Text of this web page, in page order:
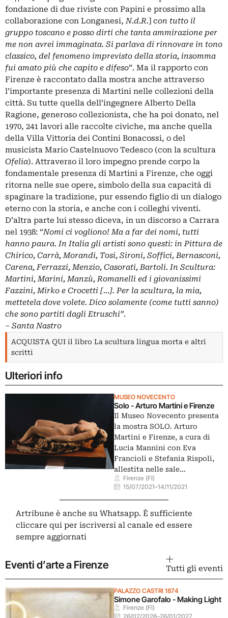
fondazione di due riviste con Papini e prossimo alla
collaborazione con Longanesi, N.d.R.] con tutto il
gruppo toscano e posso dirti che tanta ammirazione per
me non avrei immaginata. Si parlava di rinnovare in tono
classico, del fenomeno imprevisto della storia, insomma
fui amato più che capito e difeso”. Ma il rapporto con
Firenze è raccontato dalla mostra anche attraverso
l’importante presenza di Martini nelle collezioni della
città. Su tutte quella dell’ingegnere Alberto Della
Ragione, generoso collezionista, che ha poi donato, nel
1970, 241 lavori alle raccolte civiche, ma anche quella
della Villa Vittoria dei Contini Bonacossi, o del
musicista Mario Castelnuovo Tedesco (con la scultura
Ofelia). Attraverso il loro impegno prende corpo la
fondamentale presenza di Martini a Firenze, che oggi
ritorna nelle sue opere, simbolo della sua capacità di
spaginare la tradizione, pur essendo figlio di un dialogo
eterno con la storia, e anche con i colleghi viventi.
D’altra parte lui stesso diceva, in un discorso a Carrara
nel 1938: “Nomi ci vogliono! Ma a far dei nomi, tutti
hanno paura. In Italia gli artisti sono questi: in Pittura de
Chirico, Carrà, Morandi, Tosi, Sironi, Soffici, Bernasconi,
Carena, Ferrazzi, Menzio, Casorati, Bartoli. In Scultura:
Martini, Marini, Manzù, Romanelli ed i giovanissimi
Fazzini, Mirko e Crocetti […]. Per la scultura, la mia,
mettetela dove volete. Dico solamente (come tutti sanno)
che sono partiti dagli Etruschi”.
‒ Santa Nastro
ACQUISTA QUI il libro La scultura lingua morta e altri
scritti
Ulteriori info
MUSEO NOVECENTO
Solo - Arturo Martini e Firenze
Il Museo Novecento presenta
la mostra SOLO. Arturo
Martini e Firenze, a cura di
Lucia Mannini con Eva
Francioli e Stefania Rispoli,
allestita nelle sale…
Firenze (FI)
15/07/2021–14/11/2021
Artribune è anche su Whatsapp. È sufficiente
cliccare qui per iscriversi al canale ed essere
sempre aggiornati
Eventi d’arte a Firenze Tutti gli eventi
PALAZZO CASTRI 1874
Simone Garofalo - Making Light
Firenze (FI)
26/02/2026–26/01/2027